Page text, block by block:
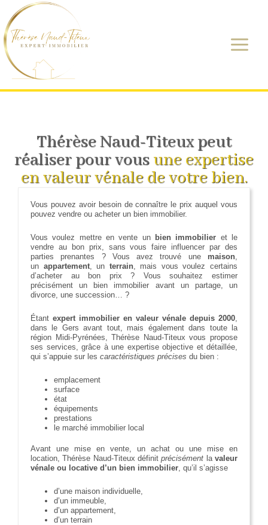
contenu
Thérèse Naud-Titeux peut
réaliser pour vousune expertise
en valeur vénale de votre bien.
Vous pouvez avoir besoin de connaître le prix auquel vous
pouvez vendre ou acheter un bien immobilier.
Vous voulez mettre en vente un bien immobilier et le
vendre au bon prix, sans vous faire influencer par des
parties prenantes ? Vous avez trouvé une maison,
un appartement, un terrain, mais vous voulez certains
d’acheter au bon prix ? Vous souhaitez estimer
précisément un bien immobilier avant un partage, un
divorce, une succession… ?
Étant expert immobilier en valeur vénale depuis 2000
dans le Gers avant tout, mais également dans toute la
région Midi-Pyrénées, Thérèse Naud-Titeux vous propose
ses services, grâce à une expertise objective et détaillée,
qui s’appuie sur les caractéristiques précises du bien :
emplacement
surface
état
équipements
prestations
le marché immobilier local
Avant une mise en vente, un achat ou une mise en
location, Thérèse Naud-Titeux définitprécisément lavaleur
vénale ou locative d’un bien immobilier, qu’il s’agisse
d’une maison individuelle,
d’un immeuble,
d’un appartement,
d’un terrain